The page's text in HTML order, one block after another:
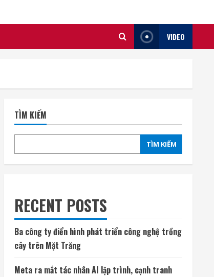
VIDEO
TÌM KIẾM
TÌM KIẾM
RECENT POSTS
Ba công ty điển hình phát triển công nghệ trồng
cây trên Mặt Trăng
Meta ra mắt tác nhân AI lập trình, cạnh tranh